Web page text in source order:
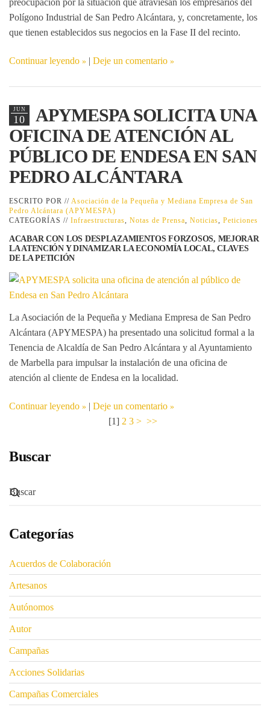
preocupación por la situación que atraviesan los empresarios del
Polígono Industrial de San Pedro Alcántara, y, concretamente, los
que tienen establecidos sus negocios en la Fase II del recinto.
Continuar leyendo | Deje un comentario
JUN
10
APYMESPA SOLICITA UNA
OFICINA DE ATENCIÓN AL
PÚBLICO DE ENDESA EN SAN
PEDRO ALCÁNTARA
ESCRITO POR // Asociación de la Pequeña y Mediana Empresa de San
Pedro Alcántara (APYMESPA)
CATEGORÍAS // Infraestructuras, Notas de Prensa, Noticias, Peticiones
ACABAR CON LOS DESPLAZAMIENTOS FORZOSOS, MEJORAR
LA ATENCIÓN Y DINAMIZAR LA ECONOMÍA LOCAL, CLAVES
DE LA PETICIÓN
La Asociación de la Pequeña y Mediana Empresa de San Pedro
Alcántara (APYMESPA) ha presentado una solicitud formal a la
Tenencia de Alcaldía de San Pedro Alcántara y al Ayuntamiento
de Marbella para impulsar la instalación de una oficina de
atención al cliente de Endesa en la localidad.
Continuar leyendo | Deje un comentario
[1] 2 3 > >>
Buscar
Categorías
Acuerdos de Colaboración
Artesanos
Autónomos
Autor
Campañas
Acciones Solidarias
Campañas Comerciales